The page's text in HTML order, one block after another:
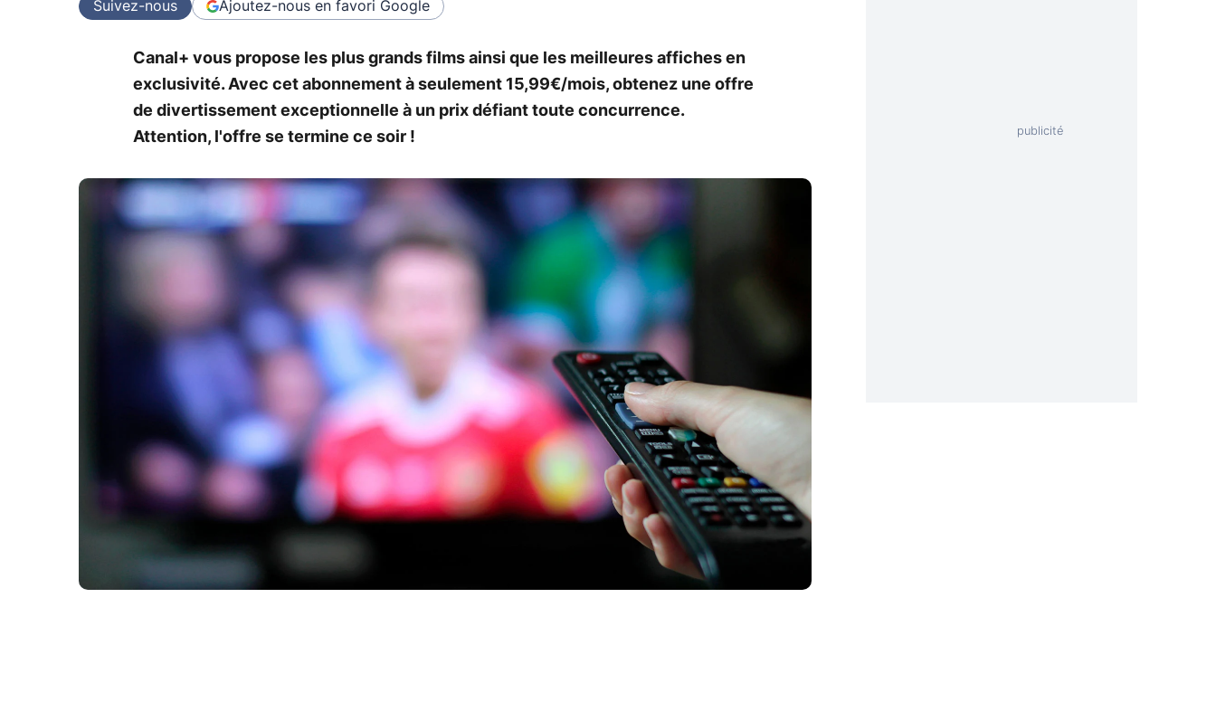
Suivez-nous Ajoutez-nous en favori Google
Canal+ vous propose les plus grands films ainsi que les meilleures affiches en
exclusivité. Avec cet abonnement à seulement 15,99€/mois, obtenez une offre
de divertissement exceptionnelle à un prix défiant toute concurrence.
Attention, l'offre se termine ce soir !